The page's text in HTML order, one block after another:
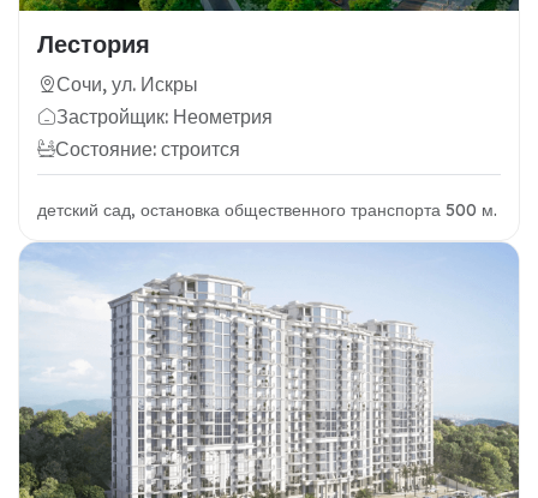
Лестория
Сочи, ул. Искры
Застройщик: Неометрия
Состояние: строится
детский сад, остановка общественного транспорта 500 м.